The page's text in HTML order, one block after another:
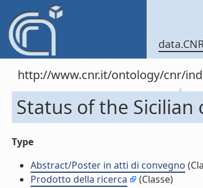
http://www.cnr.it/ontology/cnr/
Status of the
Type
Abstract/Poster in atti di convegno
Prodotto della ricerca
(Classe)